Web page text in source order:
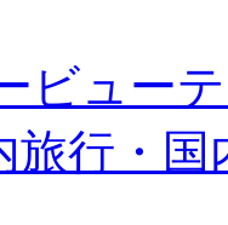
ビュー
旅行・